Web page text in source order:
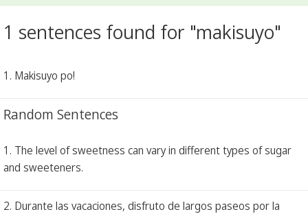
1 sentences found for "makisuyo"
1. Makisuyo po!
Random Sentences
1. The level of sweetness can vary in different types of sugar
and sweeteners.
2. Durante las vacaciones, disfruto de largos paseos por la